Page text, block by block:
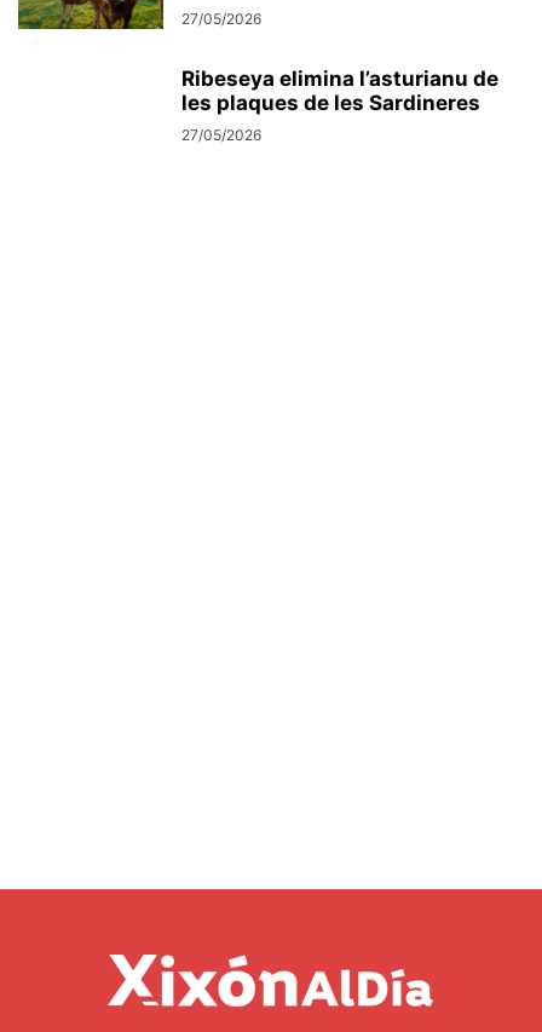
27/05/2026
Ribeseya elimina l’asturianu de
les plaques de les Sardineres
27/05/2026